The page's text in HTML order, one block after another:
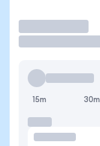
15m 30m